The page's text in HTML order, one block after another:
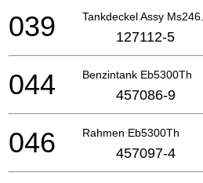
Tankdeckel Assy
039 127112-5
Benzintank Eb5300Th
044 457086-9
Rahmen Eb5300Th
046 457097-4